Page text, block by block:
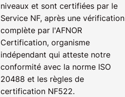
niveaux et sont certifiées par le
Service NF, après une vérification
complète par l'AFNOR
Certification, organisme
indépendant qui atteste notre
conformité avec la norme ISO
20488 et les règles de
certification NF522.